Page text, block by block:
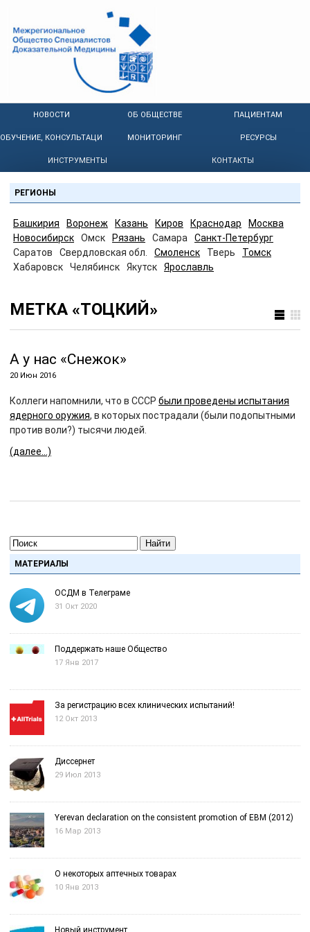
НОВОСТИ ОБ ОБЩЕСТВЕ ПАЦИЕНТАМ
ОБУЧЕНИЕ, КОНСУЛЬТАЦИИ МОНИТОРИНГ РЕСУРСЫ
ИНСТРУМЕНТЫ КОНТАКТЫ
РЕГИОНЫ
Башкирия Воронеж Казань Киров Краснодар
Москва
Новосибирск
Омск Рязань Самара
Санкт-Петербург
Саратов
Свердловская обл. Смоленск Тверь
Томск
Хабаровск
Челябинск Якутск Ярославль
МЕТКА «ТОЦКИЙ»
А у нас «Снежок»
20 Июн 2016
Коллеги напомнили, что в СССР были проведены испытания
ядерного оружия, в которых пострадали (были подопытными
против воли?) тысячи людей.
(далее…)
Найти
МАТЕРИАЛЫ
ОСДМ в Телеграме
31 Окт 2020
Поддержать наше Общество
17 Янв 2017
За регистрацию всех клинических испытаний!
12 Окт 2013
Диссернет
29 Июл 2013
Yerevan declaration on the consistent promotion of EBM (2012)
16 Мар 2013
О некоторых аптечных товарах
10 Янв 2013
Новый инструмент